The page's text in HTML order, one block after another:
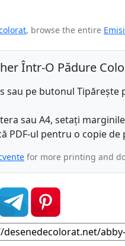
, browse the entire
Într-O Pădure
sau pe butonul
sau A4, setați
PDF-ul pentru o copie
for more printing and